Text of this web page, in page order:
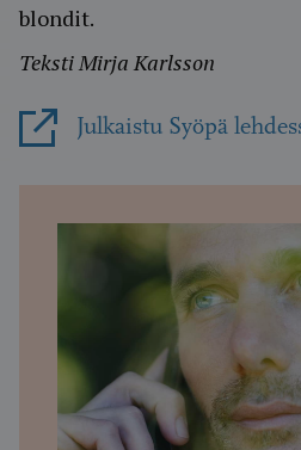
blondit.
Teksti Mirja Karlsson
Avautuu uudessa ikkunassa
Julkaistu Syöpä